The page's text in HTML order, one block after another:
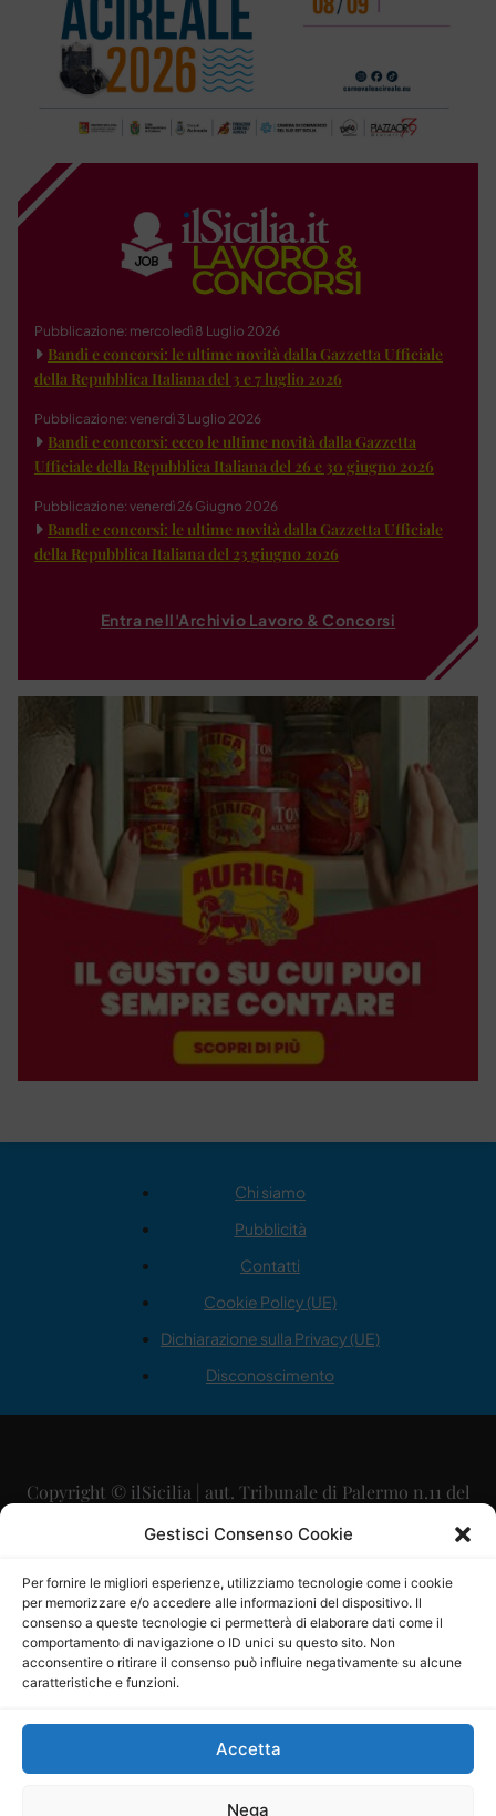
Gestisci Consenso Cookie
Per fornire le migliori esperienze, utilizziamo tecnologie come i cookie
per memorizzare e/o accedere alle informazioni del dispositivo. Il
consenso a queste tecnologie ci permetterà di elaborare dati come il
comportamento di navigazione o ID unici su questo sito. Non
acconsentire o ritirare il consenso può influire negativamente su alcune
caratteristiche e funzioni.
Accetta
Nega
Pubblicazione: mercoledì 8 Luglio 2026
Bandi e concorsi: le ultime novità dalla Gazzetta Ufficiale
della Repubblica Italiana del 3 e 7 luglio 2026
Pubblicazione: venerdì 3 Luglio 2026
Bandi e concorsi: ecco le ultime novità dalla Gazzetta
Ufficiale della Repubblica Italiana del 26 e 30 giugno 2026
Pubblicazione: venerdì 26 Giugno 2026
Bandi e concorsi: le ultime novità dalla Gazzetta Ufficiale
della Repubblica Italiana del 23 giugno 2026
Entra nell'Archivio Lavoro & Concorsi
Chi siamo
Pubblicità
Contatti
Cookie Policy (UE)
Dichiarazione sulla Privacy (UE)
Disconoscimento
Copyright © ilSicilia | aut. Tribunale di Palermo n.11 del
29/09/2015
Direttore Editoriale: Maurizio Scaglione
Direttore Responsabile: Maria Calabrese
P.IVA: 06334930820
Mercurio Comunicazione Società Cooperativa a r.l. è
iscritta al Registro degli Operatori di Comunicazione al